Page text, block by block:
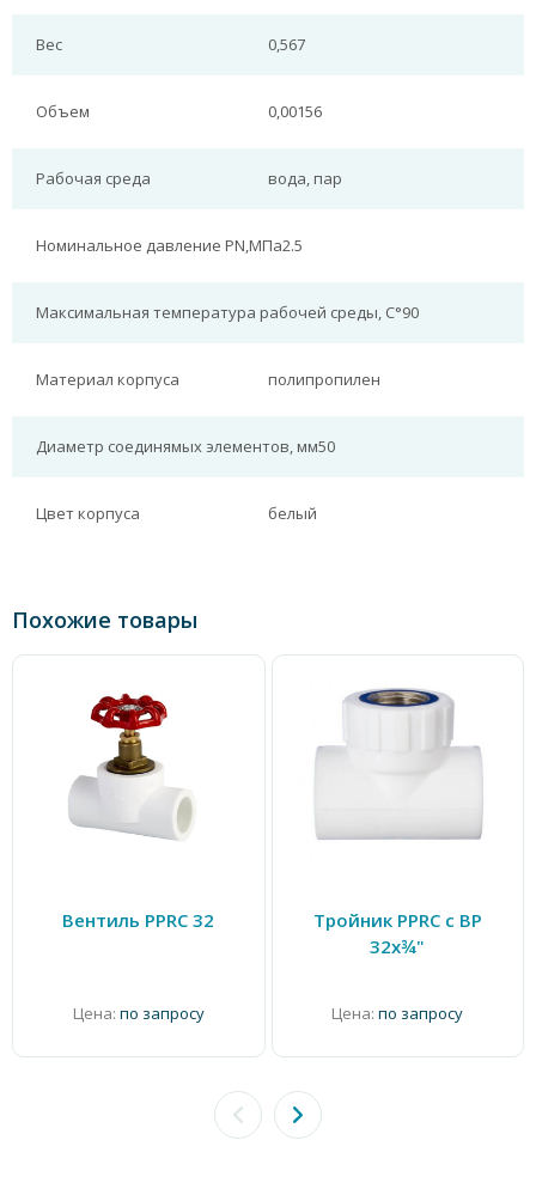
Вес 0,567
Объем 0,00156
Рабочая среда вода, пар
Номинальное давление PN,МПа2.5
Максимальная температура рабочей среды, С°90
Материал корпуса полипропилен
Диаметр соединямых элементов, мм50
Цвет корпуса белый
Похожие товары
Вентиль PPRC 32
Цена: по запросу
Тройник PPRC с ВР
32х¾"
Цена: по запросу